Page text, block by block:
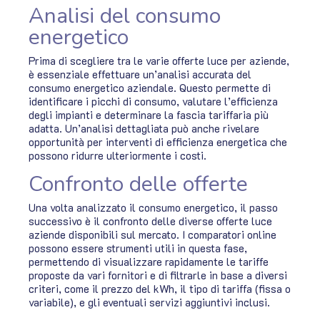
Analisi del consumo
energetico
Prima di scegliere tra le varie offerte luce per aziende,
è essenziale effettuare un’analisi accurata del
consumo energetico aziendale. Questo permette di
identificare i picchi di consumo, valutare l’efficienza
degli impianti e determinare la fascia tariffaria più
adatta. Un’analisi dettagliata può anche rivelare
opportunità per interventi di efficienza energetica che
possono ridurre ulteriormente i costi.
Confronto delle offerte
Una volta analizzato il consumo energetico, il passo
successivo è il confronto delle diverse offerte luce
aziende disponibili sul mercato. I comparatori online
possono essere strumenti utili in questa fase,
permettendo di visualizzare rapidamente le tariffe
proposte da vari fornitori e di filtrarle in base a diversi
criteri, come il prezzo del kWh, il tipo di tariffa (fissa o
variabile), e gli eventuali servizi aggiuntivi inclusi.